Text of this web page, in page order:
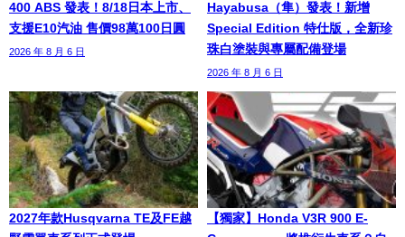
400 ABS 發表！8/18日本上市、
支援E10汽油 售價98萬100日圓
2026 年 8 月 6 日
Hayabusa（隼）發表！新增
Special Edition 特仕版，全新珍
珠白塗裝與專屬配備登場
2026 年 8 月 6 日
2027年款Husqvarna TE及FE越
【獨家】Honda V3R 900 E-